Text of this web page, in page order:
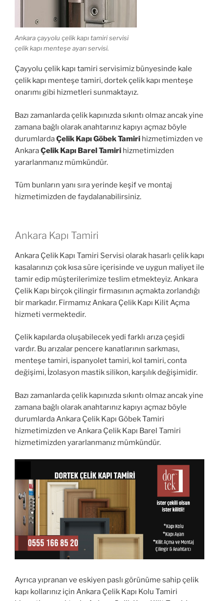
Ankara çayyolu çelik kapı tamiri servisi
çelik kapı menteşe ayarı servisi.
Çayyolu çelik kapı tamiri servisimiz bünyesinde kale
çelik kapı menteşe tamiri, dortek çelik kapı menteşe
onarımı gibi hizmetleri sunmaktayız.
Bazı zamanlarda çelik kapınızda sıkıntı olmaz ancak yine
zamana bağlı olarak anahtarınız kapıyı açmaz böyle
durumlardaÇelik Kapı Göbek Tamiri hizmetimizden ve
AnkaraÇelik Kapı Barel Tamiri hizmetimizden
yararlanmanız mümkündür.
Tüm bunların yanı sıra yerinde keşif ve montaj
hizmetimizden de faydalanabilirsiniz.
Ankara Kapı Tamiri
Ankara Çelik Kapı Tamiri Servisi olarak hasarlı çelik kapı
kasalarınızı çok kısa süre içerisinde ve uygun maliyet ile
tamir edip müşterilerimize teslim etmekteyiz. Ankara
Çelik Kapı birçok çilingir firmasının açmakta zorlandığı
bir markadır. Firmamız Ankara Çelik Kapı Kilit Açma
hizmeti vermektedir.
Çelik kapılarda oluşabilecek yedi farklı arıza çeşidi
vardır. Bu arızalar pencere kanatlarının sarkması,
menteşe tamiri, ispanyolet tamiri, kol tamiri, conta
değişimi, İzolasyon mastik silikon, karşılık değişimidir.
Bazı zamanlarda çelik kapınızda sıkıntı olmaz ancak yine
zamana bağlı olarak anahtarınız kapıyı açmaz böyle
durumlarda Ankara Çelik Kapı Göbek Tamiri
hizmetimizden ve Ankara Çelik Kapı Barel Tamiri
hizmetimizden yararlanmanız mümkündür.
Ayrıca yıpranan ve eskiyen paslı görünüme sahip çelik
kapı kollarınız için Ankara Çelik Kapı Kolu Tamiri